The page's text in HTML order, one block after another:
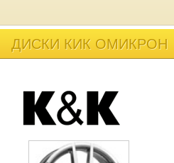
ДИСКИ КИК ОМИКРОН